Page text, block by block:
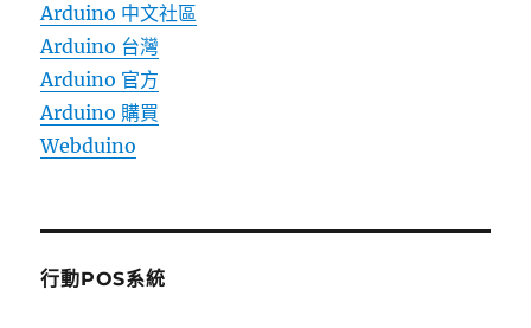
Arduino 中文社區
Arduino 台灣
Arduino 官方
Arduino 購買
Webduino
行動POS系統